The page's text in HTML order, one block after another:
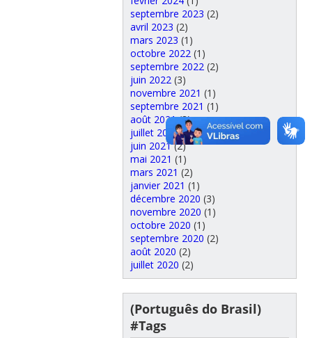
septembre 2023 (2)
avril 2023 (2)
mars 2023 (1)
octobre 2022 (1)
septembre 2022 (2)
juin 2022 (3)
novembre 2021 (1)
septembre 2021 (1)
août 2021(3)
juillet 2021(1)
juin 2021(2)
mai 2021 (1)
mars 2021 (2)
janvier 2021 (1)
décembre 2020 (3)
novembre 2020 (1)
octobre 2020 (1)
septembre 2020 (2)
août 2020 (2)
juillet 2020 (2)
(Português do Brasil)
#Tags